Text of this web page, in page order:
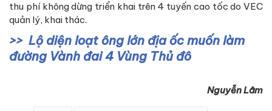
thu phí không dừng triển khai trên 4 tuyến cao tốc do VEC
quản lý, khai thác.
Lộ diện loạt ông lớn địa ốc muốn làm
đường Vành đai 4 Vùng Thủ đô
Nguyễn Lâm